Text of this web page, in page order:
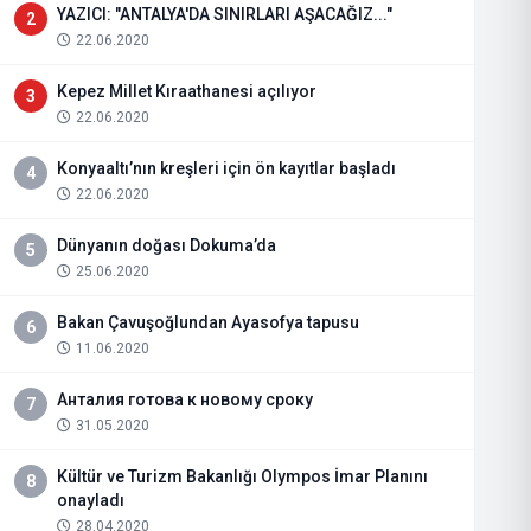
2 YAZICI: "ANTALYA'DA SINIRLARI AŞACAĞIZ..."
22.06.2020
3 Kepez Millet Kıraathanesi açılıyor
22.06.2020
4 Konyaaltı’nın kreşleri için ön kayıtlar başladı
22.06.2020
5 Dünyanın doğası Dokuma’da
25.06.2020
6 Bakan Çavuşoğlundan Ayasofya tapusu
11.06.2020
7 Анталия готова к новому сроку
31.05.2020
8
Kültür ve Turizm Bakanlığı Olympos İmar Planını
onayladı
28.04.2020